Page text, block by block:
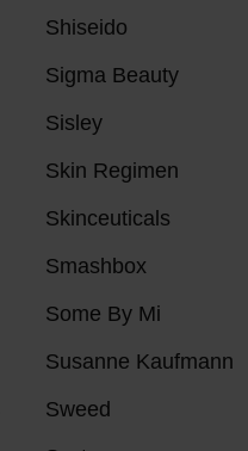
Shiseido
Sigma Beauty
Sisley
Skin Regimen
Skinceuticals
Smashbox
Some By Mi
Susanne Kaufmann
Sweed